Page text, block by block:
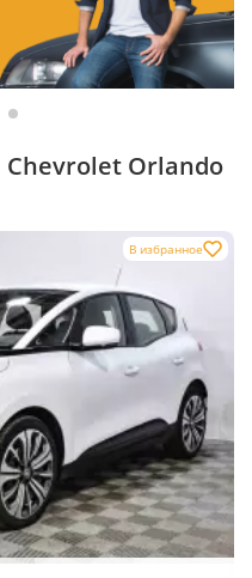
Orlando
В избранное